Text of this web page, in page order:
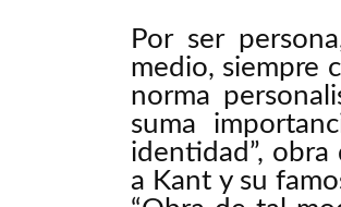
Por ser
medio, siempre
norma
suma
identidad”,
a Kant y su